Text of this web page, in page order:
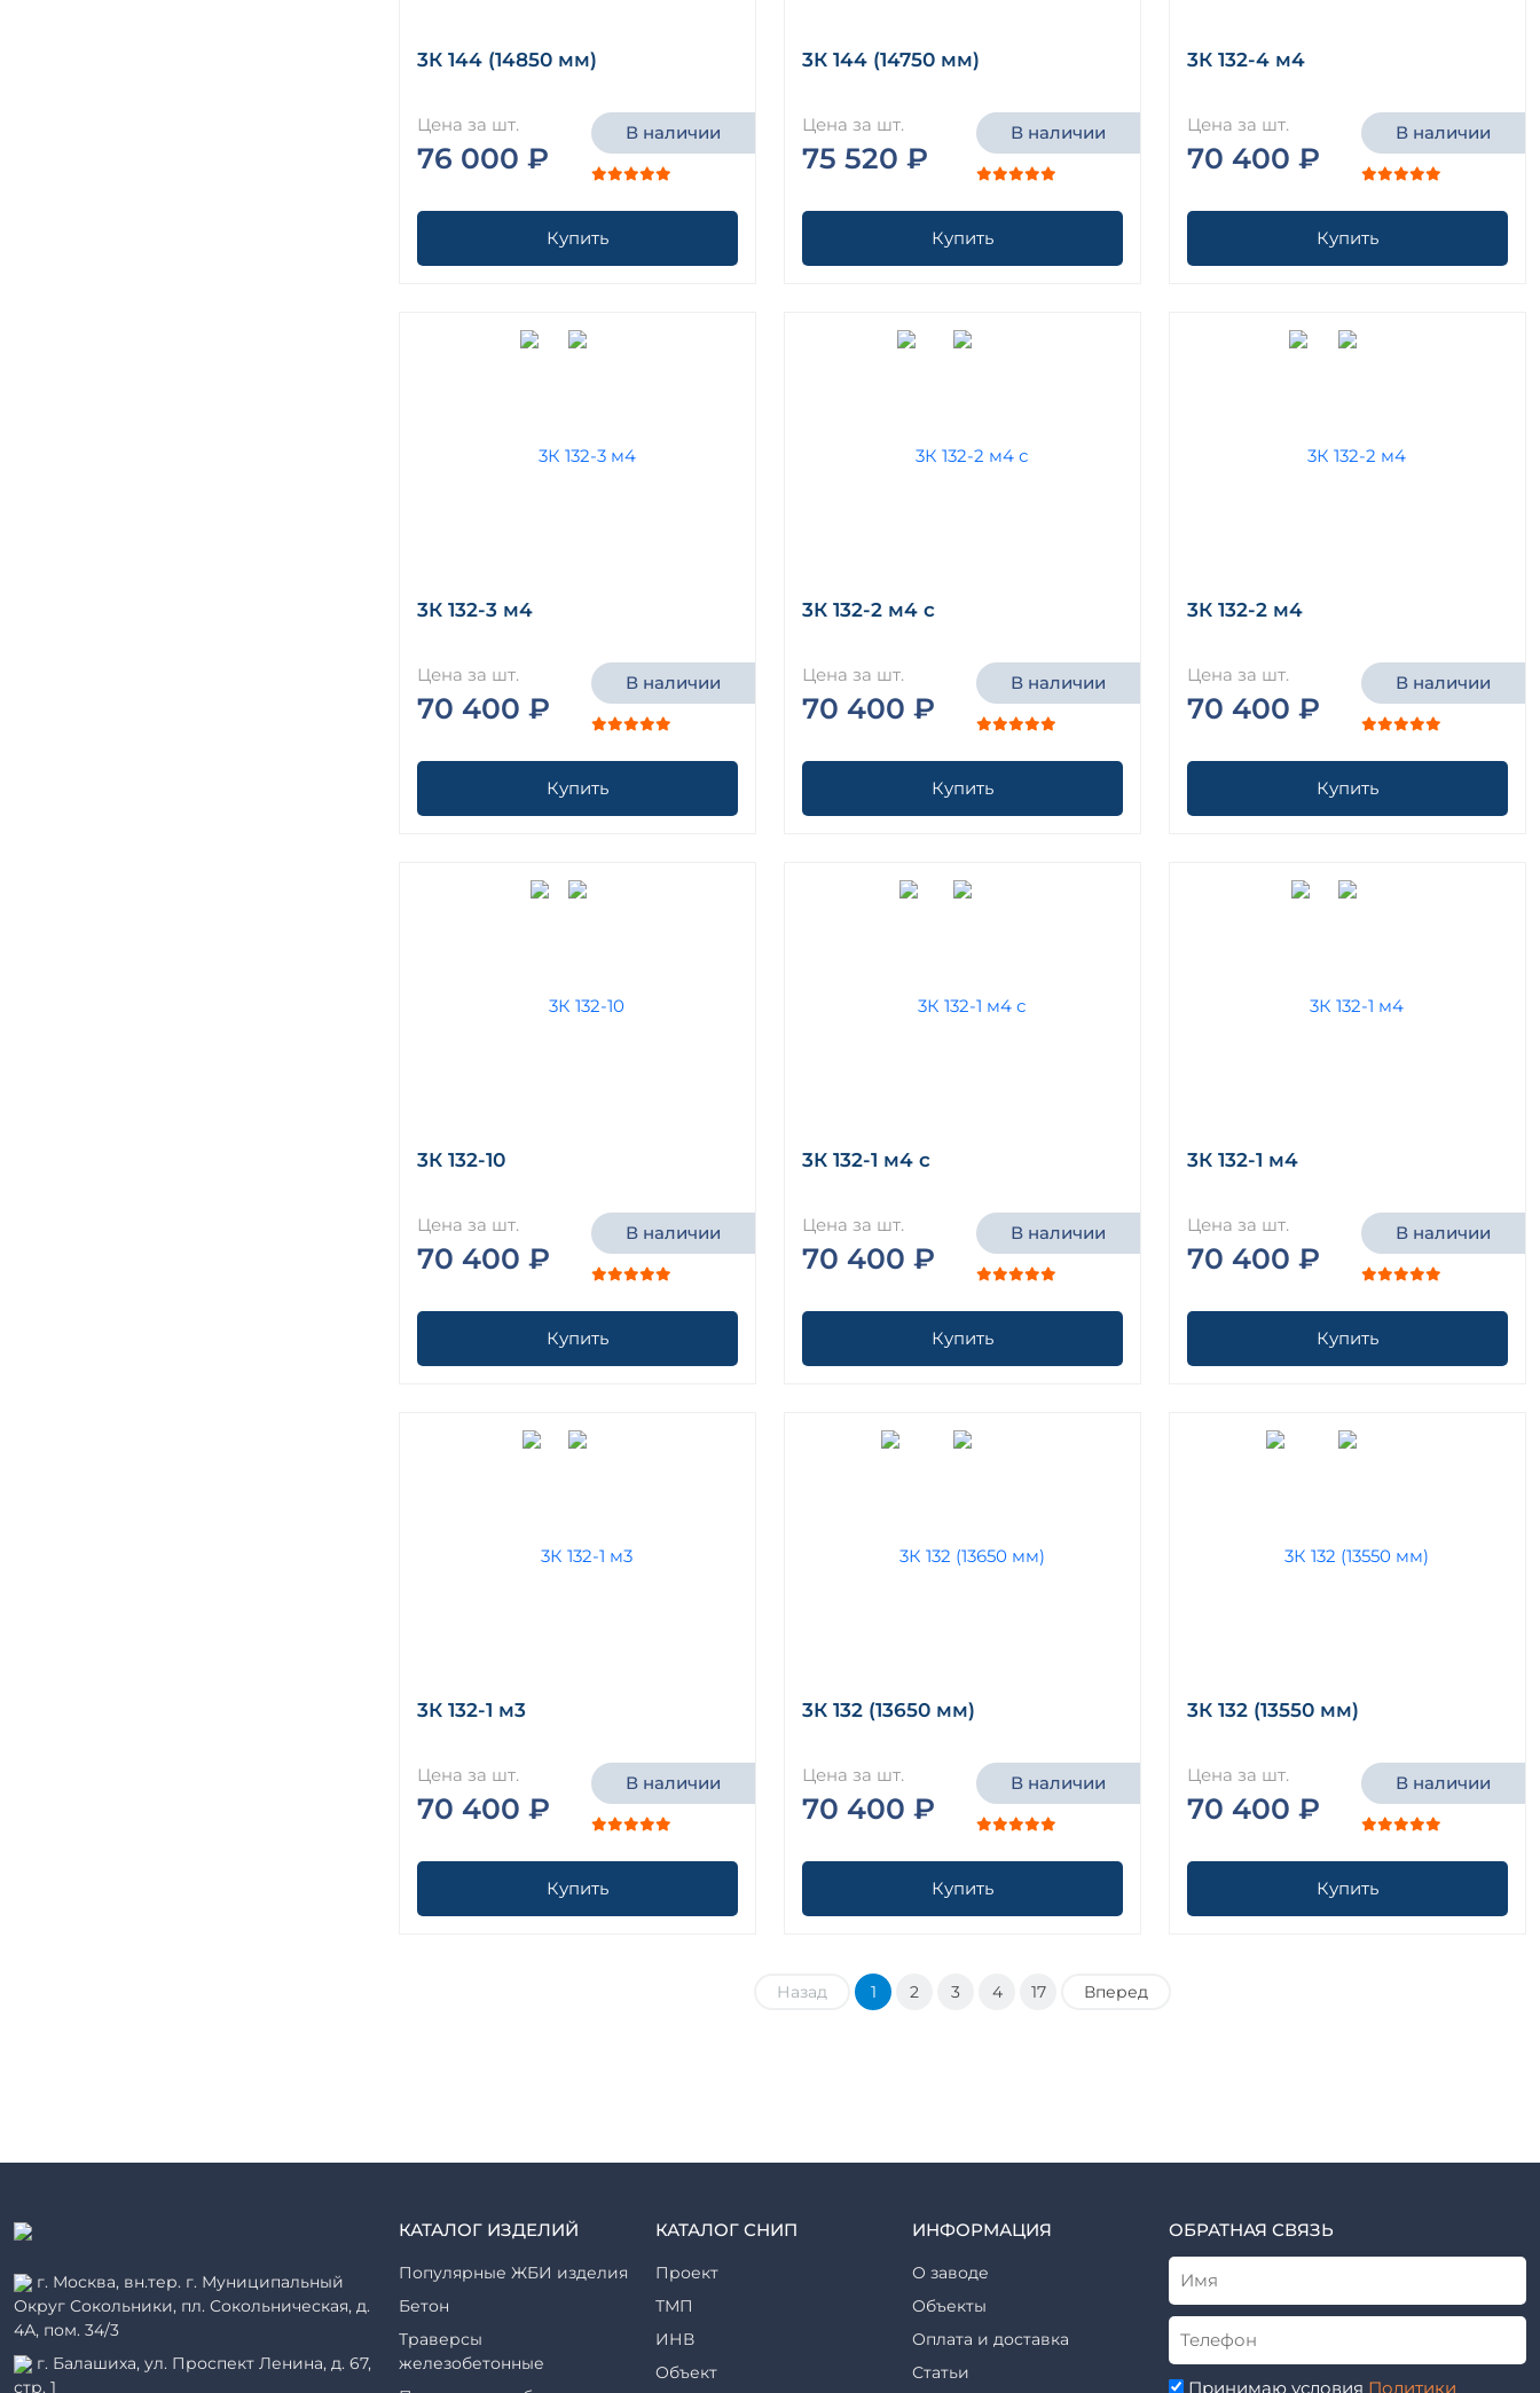
3К 144 (14850 мм)
Цена за шт.
76 000 ₽
В наличии
Купить
3К 144 (14750 мм)
Цена за шт.
75 520 ₽
В наличии
Купить
3К 132-4 м4
Цена за шт.
70 400 ₽
В наличии
Купить
3К 132-3 м4
Цена за шт.
70 400 ₽
В наличии
Купить
3К 132-2 м4 с
Цена за шт.
70 400 ₽
В наличии
Купить
3К 132-2 м4
Цена за шт.
70 400 ₽
В наличии
Купить
3К 132-10
Цена за шт.
70 400 ₽
В наличии
Купить
3К 132-1 м4 с
Цена за шт.
70 400 ₽
В наличии
Купить
3К 132-1 м4
Цена за шт.
70 400 ₽
В наличии
Купить
3К 132-1 м3
Цена за шт.
70 400 ₽
В наличии
Купить
3К 132 (13650 мм)
Цена за шт.
70 400 ₽
В наличии
Купить
3К 132 (13550 мм)
Цена за шт.
70 400 ₽
В наличии
Купить
Назад 1 2 3 4 17 Вперед
г. Москва, вн.тер. г. Муниципальный
Округ Сокольники, пл. Сокольническая, д.
4А, пом. 34/3
г. Балашиха, ул. Проспект Ленина, д. 67,
стр. 1
КАТАЛОГ ИЗДЕЛИЙ
Популярные ЖБИ изделия
Бетон
Траверсы
железобетонные
КАТАЛОГ СНИП
Проект
ТМП
ИНВ
Объект
ИНФОРМАЦИЯ
О заводе
Объекты
Оплата и доставка
Статьи
ОБРАТНАЯ СВЯЗЬ
Принимаю условия Политики